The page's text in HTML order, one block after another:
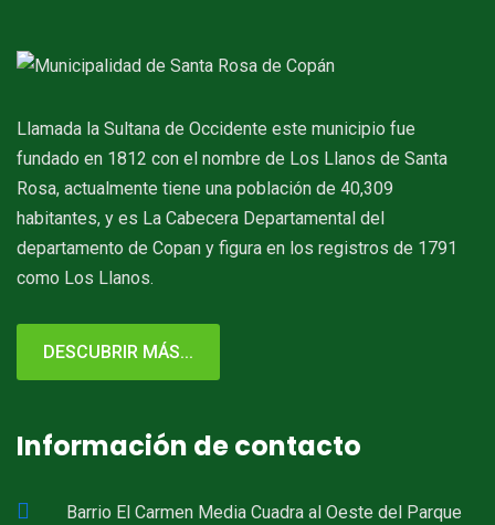
Llamada la Sultana de Occidente este municipio fue
fundado en 1812 con el nombre de Los Llanos de Santa
Rosa, actualmente tiene una población de 40,309
habitantes, y es La Cabecera Departamental del
departamento de Copan y figura en los registros de 1791
como Los Llanos.
DESCUBRIR MÁS...
Información de contacto
Barrio El Carmen Media Cuadra al Oeste del Parque